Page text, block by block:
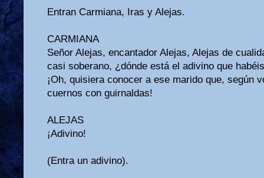
Entran Carmiana, Iras y Alejas.
CARMIANA
Señor Alejas, encantador Alejas, Alejas de
casi soberano, ¿dónde está el adivino que
¡Oh, quisiera conocer a ese marido que, según
cuernos con guirnaldas!
ALEJAS
¡Adivino!
(Entra un adivino).